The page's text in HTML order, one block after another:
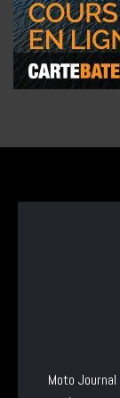
Moto